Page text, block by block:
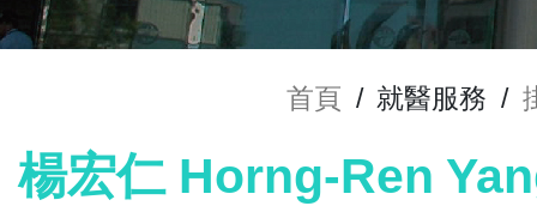
首頁 / 就醫服務 /
楊宏仁 Horng-Ren